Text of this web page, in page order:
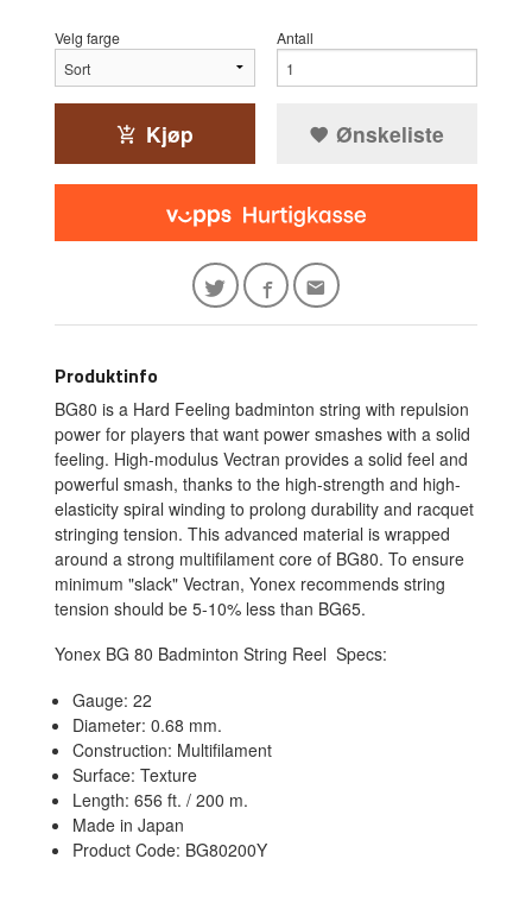
Velg farge Antall
Kjøp Ønskeliste
Produktinfo
BG80 is a Hard Feeling badminton string with repulsion
power for players that want power smashes with a solid
feeling. High-modulus Vectran provides a solid feel and
powerful smash, thanks to the high-strength and high-
elasticity spiral winding to prolong durability and racquet
stringing tension. This advanced material is wrapped
around a strong multifilament core of BG80. To ensure
minimum "slack" Vectran, Yonex recommends string
tension should be 5-10% less than BG65.
Yonex BG 80 Badminton String Reel Specs:
Gauge: 22
Diameter: 0.68 mm.
Construction: Multifilament
Surface: Texture
Length: 656 ft. / 200 m.
Made in Japan
Product Code: BG80200Y